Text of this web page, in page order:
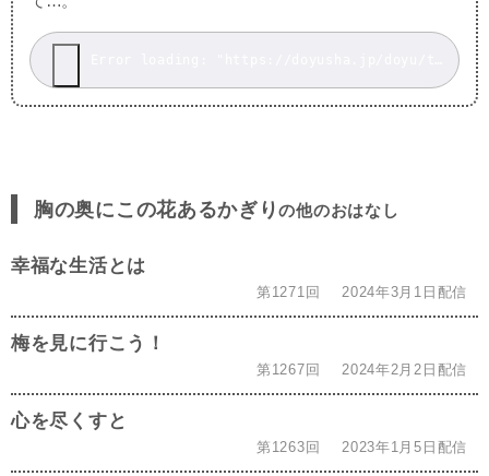
胸の奥にこの花あるかぎりの他のおはなし
幸福な生活とは
第1271回 2024年3月1日配信
梅を見に行こう！
第1267回 2024年2月2日配信
心を尽くすと
第1263回 2023年1月5日配信